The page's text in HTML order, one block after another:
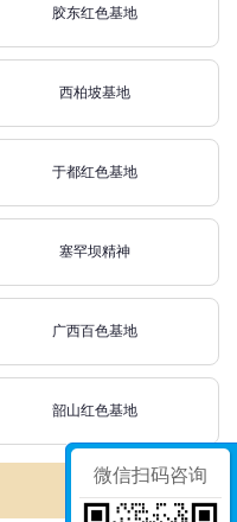
胶东红色基地
西柏坡基地
于都红色基地
塞罕坝精神
广西百色基地
韶山红色基地
微信扫码咨询